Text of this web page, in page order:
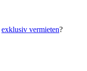
exklusiv vermieten?